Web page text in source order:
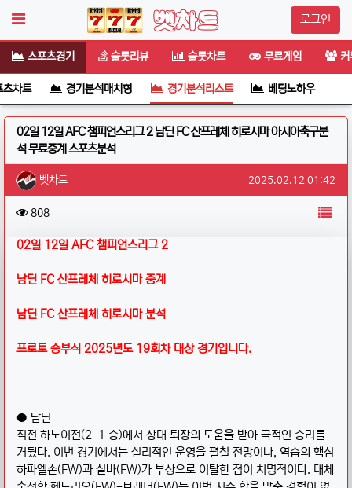
로그인
스포츠경기 슬롯리뷰 슬롯차트 무료게임
차트 경기분석매치형 경기분석리스트 베팅노하우
02일 12일 AFC 챔피언스리그 2 남딘 FC 산프레체 히로시마 아시아축구분
석 무료중계 스포츠분석
작성자 정보
벳차트 작성일
2025.02.12 01:42
컨텐츠 정보
808조회 목록
본문02일 12일 AFC 챔피언스리그 2
남딘 FC 산프레체 히로시마 중계
남딘 FC 산프레체 히로시마 분석
프로토 승부식 2025년도 19회차 대상 경기입니다.
● 남딘
직전 하노이전(2-1 승)에서 상대 퇴장의 도움을 받아 극적인 승리를
거뒀다. 이번 경기에서는 실리적인 운영을 펼칠 전망이나, 역습의 핵심
하파엘손(FW)과 실바(FW)가 부상으로 이탈한 점이 치명적이다. 대체